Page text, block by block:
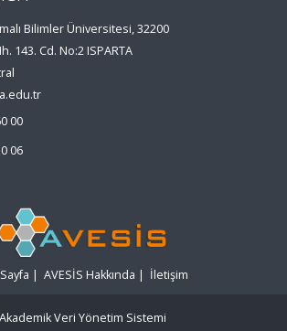
Bilimler Üniversitesi, 32200
143. Cd. No:2 ISPARTA
00
06
| AVESİS Hakkında | İletişim
Akademik Veri Yönetim Sistemi